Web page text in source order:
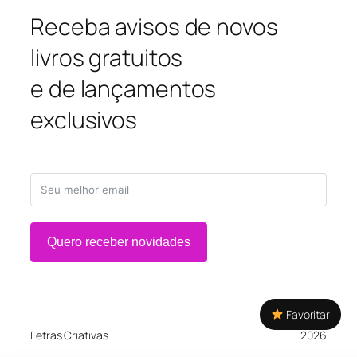
Receba avisos de novos
livros gratuitos
e de lançamentos
exclusivos
Quero receber novidades
Letras Criativas 2026
Favoritar